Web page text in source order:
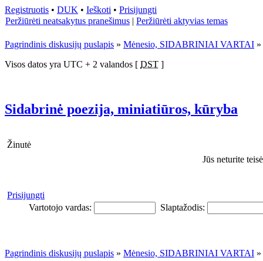
Registruotis • DUK • Ieškoti • Prisijungti
Peržiūrėti neatsakytus pranešimus | Peržiūrėti aktyvias temas
Pagrindinis diskusijų puslapis » Mėnesio, SIDABRINIAI VARTAI »
Visos datos yra UTC + 2 valandos [ DST ]
Sidabrinė poezija, miniatiūros, kūryba
Žinutė
Jūs neturite
Prisijungti
Vartotojo vardas:
Slaptažodis:
Pagrindinis diskusijų puslapis » Mėnesio, SIDABRINIAI VARTAI »